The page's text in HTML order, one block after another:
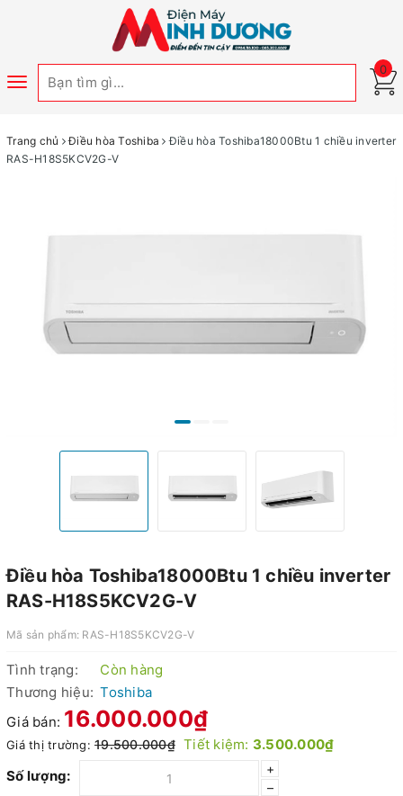
Toggle
0
Trang chủ Điều hòa Toshiba
Điều hòa Toshiba18000Btu 1 chiều inverter
RAS-H18S5KCV2G-V
Điều hòa Toshiba18000Btu 1 chiều inverter
RAS-H18S5KCV2G-V
Mã sản phẩm: RAS-H18S5KCV2G-V
Tình trạng:
Còn hàng
Thương hiệu: Toshiba
Giá bán: 16.000.000₫
Giá thị trường: 19.500.000₫ Tiết kiệm: 3.500.000₫
Số lượng:
+
–